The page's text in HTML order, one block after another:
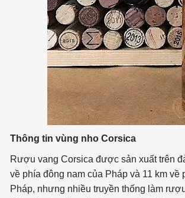
Thông tin vùng nho Corsica
Rượu vang Corsica được sản xuất trên
về phía đông nam của Pháp và 11 km
Pháp, nhưng nhiều truyền thống làm